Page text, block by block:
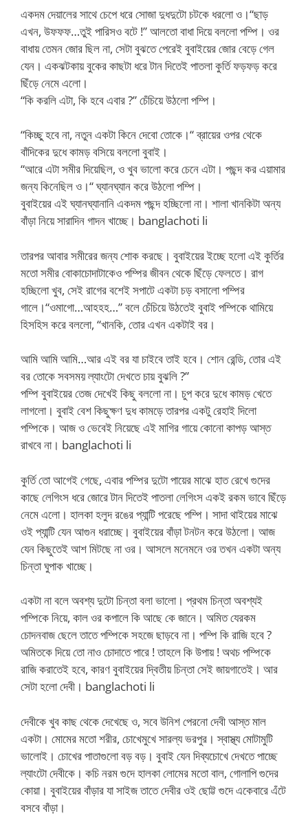
একদম দেয়ালের সাথে চেপে ধরে সোজা দুধদুটো চটকে ধরলো ও।“ছাড়
এখন, উফফফ…তুই পারিসও বটে !” আলতো বাধা দিয়ে বললো পম্পি। ওর
বাধায় তেমন জোর ছিল না, সেটা বুঝতে পেরেই বুবাইয়ের জোর বেড়ে গেল
যেন। একঝটকায় বুকের কাছটা ধরে টান দিতেই পাতলা কুর্তি ফড়ফড় করে
ছিঁড়ে নেমে এলো।
“কি করলি এটা, কি হবে এবার ?” চেঁচিয়ে উঠলো পম্পি।
“কিচ্ছু হবে না, নতুন একটা কিনে দেবো তোকে।“ ব্রায়ের ওপর থেকে
বাঁদিকের দুধে কামড় বসিয়ে বললো বুবাই।
“আরে এটা সমীর দিয়েছিল, ও খুব ভালো করে চেনে এটা। পছন্দ কর এয়ামার
জন্য কিনেছিল ও।“ ঘ্যানঘ্যান করে উঠলো পম্পি।
বুবাইয়ের এই ঘ্যানঘ্যানানি একদম পছন্দ হচ্ছিলো না। শালা খানকিটা অন্য
বাঁড়া নিয়ে সারাদিন গাদন খাচ্ছে। banglachoti li
তারপর আবার সমীরের জন্য শোক করছে। বুবাইয়ের ইচ্ছে হলো এই কুর্তির
মতো সমীর বোকাচোদাটাকেও পম্পির জীবন থেকে ছিঁড়ে ফেলতে। রাগ
হচ্ছিলো খুব, সেই রাগের বশেই সপাটে একটা চড় বসালো পম্পির
গালে।“ওমাগো…আহহহ…” বলে চেঁচিয়ে উঠতেই বুবাই পম্পিকে থামিয়ে
হিসহিস করে বললো, “খানকি, তোর এখন একটাই বর।
আমি আমি আমি…আর এই বর যা চাইবে তাই হবে। শোন রেন্ডি, তোর এই
বর তোকে সবসময় ল্যাংটো দেখতে চায় বুঝলি ?”
পম্পি বুবাইয়ের তেজ দেখেই কিছু বললো না। চুপ করে দুধে কামড় খেতে
লাগলো। বুবাই বেশ কিছুক্ষণ দুধ কামড়ে তারপর একটু রেহাই দিলো
পম্পিকে। আজ ও ভেবেই নিয়েছে এই মাগির গায়ে কোনো কাপড় আস্ত
রাখবে না। banglachoti li
কুর্তি তো আগেই গেছে, এবার পম্পির দুটো পায়ের মাঝে হাত রেখে গুদের
কাছে লেগিংস ধরে জোরে টান দিতেই পাতলা লেগিংস একই রকম ভাবে ছিঁড়ে
নেমে এলো। হালকা হলুদ রঙের প্যান্টি পরেছে পম্পি। সাদা থাইয়ের মাঝে
ওই প্যান্টি যেন আগুন ধরাচ্ছে। বুবাইয়ের বাঁড়া টনটন করে উঠলো। আজ
যেন কিছুতেই আশ মিটছে না ওর। আসলে মনেমনে ওর তখন একটা অন্য
চিন্তা ঘুপাক খাচ্ছে।
একটা না বলে অবশ্য দুটো চিন্তা বলা ভালো। প্রথম চিন্তা অবশ্যই
পম্পিকে নিয়ে, কাল ওর কপালে কি আছে কে জানে। অমিত যেরকম
চোদনবাজ ছেলে তাতে পম্পিকে সহজে ছাড়বে না। পম্পি কি রাজি হবে ?
অমিতকে দিয়ে তো নাও চোদাতে পারে ! তাহলে কি উপায় ! অথচ পম্পিকে
রাজি করাতেই হবে, কারণ বুবাইয়ের দ্বিতীয় চিন্তা সেই জায়গাতেই। আর
সেটা হলো দেবী। banglachoti li
দেবীকে খুব কাছ থেকে দেখেছে ও, সবে উনিশ পেরনো দেবী আস্ত মাল
একটা। মোমের মতো শরীর, চোখেমুখে সারল্য ভরপুর। স্বাস্থ্য মোটামুটি
ভালোই। চোখের পাতাগুলো বড় বড়। বুবাই যেন দিব্যচোখে দেখতে পাচ্ছে
ল্যাংটো দেবীকে। কচি নরম গুদে হালকা লোমের মতো বাল, গোলাপি গুদের
কোয়া। বুবাইয়ের বাঁড়ার যা সাইজ তাতে দেবীর ওই ছোট্ট গুদে একেবারে এঁটে
বসবে বাঁড়া।